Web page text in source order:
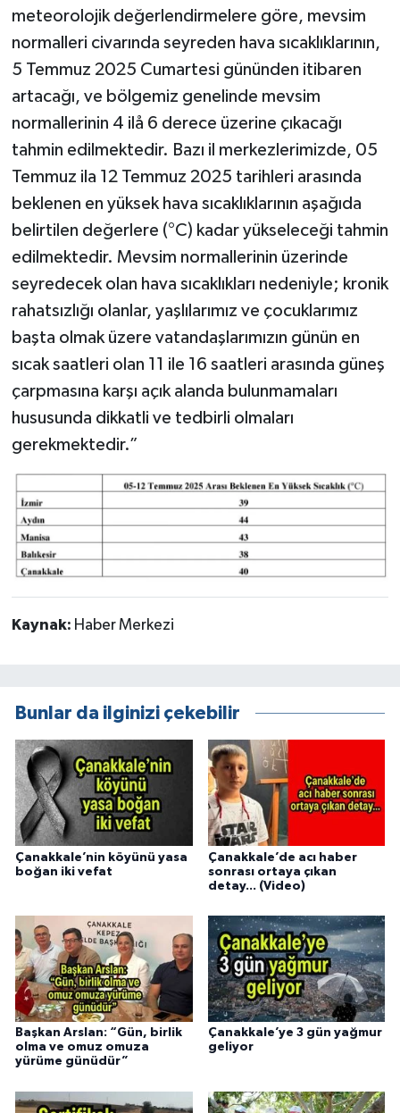
meteorolojik değerlendirmelere göre, mevsim
normalleri civarında seyreden hava sıcaklıklarının,
5 Temmuz 2025 Cumartesi gününden itibaren
artacağı, ve bölgemiz genelinde mevsim
normallerinin 4 ilå 6 derece üzerine çıkacağı
tahmin edilmektedir. Bazı il merkezlerimizde, 05
Temmuz ila 12 Temmuz 2025 tarihleri arasında
beklenen en yüksek hava sıcaklıklarının aşağıda
belirtilen değerlere (°C) kadar yükseleceği tahmin
edilmektedir. Mevsim normallerinin üzerinde
seyredecek olan hava sıcaklıkları nedeniyle; kronik
rahatsızlığı olanlar, yaşlılarımız ve çocuklarımız
başta olmak üzere vatandaşlarımızın günün en
sıcak saatleri olan 11 ile 16 saatleri arasında güneş
çarpmasına karşı açık alanda bulunmamaları
hususunda dikkatli ve tedbirli olmaları
gerekmektedir.”
Kaynak: Haber Merkezi
Bunlar da ilginizi çekebilir
Çanakkale’nin köyünü yasa
boğan iki vefat
Çanakkale’de acı haber
sonrası ortaya çıkan
detay... (Video)
Başkan Arslan: “Gün, birlik
olma ve omuz omuza
yürüme günüdür”
Çanakkale’ye 3 gün yağmur
geliyor